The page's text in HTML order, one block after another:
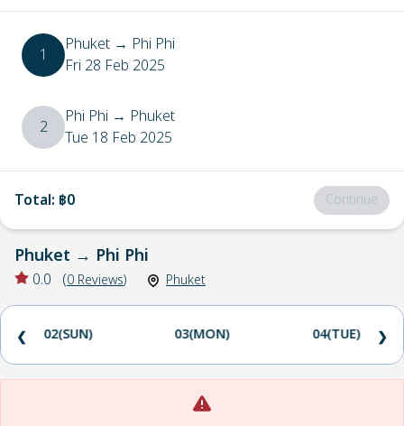
1 Phuket → Phi Phi
Fri 28 Feb 2025
2 Phi Phi → Phuket
Tue 18 Feb 2025
Total: ฿0 Continue
Phuket → Phi Phi
0.0 (0 Reviews) Phuket
02(SUN) 03(MON) 04(TUE)
❮ ❯